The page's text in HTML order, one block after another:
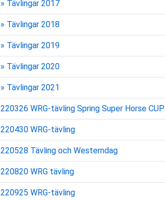
» Tävlingar 2017
» Tävlingar 2018
» Tävlingar 2019
» Tävlingar 2020
» Tävlingar 2021
220326 WRG-tävling Spring Super Horse CUP
220430 WRG-tävling
220528 Tävling och Westerndag
220820 WRG tävling
220925 WRG-tävling